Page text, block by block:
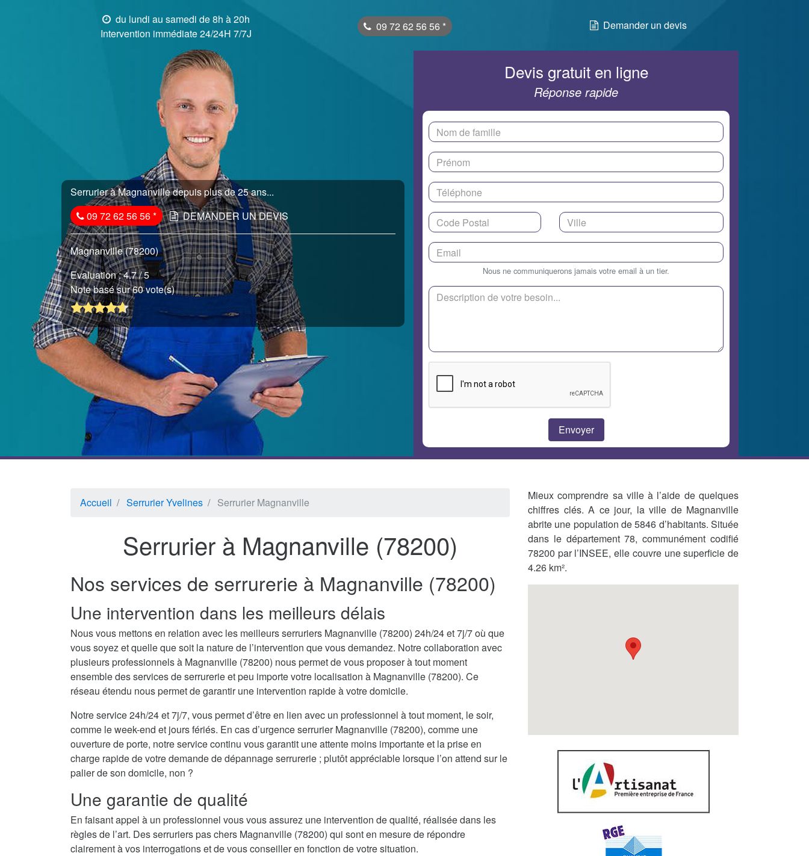
du lundi au samedi de 8h à 20h
Intervention immédiate 24/24H 7/7J
09 72 62 56 56 * Demander un devis
Serrurier à Magnanville depuis plus de 25 ans...
09 72 62 56 56* DEMANDER UN DEVIS
Magnanville (78200)
Evaluation :4.7/ 5
Note basé sur 60 vote(s)
Devis gratuit en ligne
Réponse rapide
Nous ne communiquerons jamais votre email à un tier.
Accueil Serrurier Yvelines Serrurier Magnanville
Serrurier à Magnanville (78200)
Nos services de serrurerie à Magnanville (78200)
Une intervention dans les meilleurs délais
Nous vous mettons en relation avec les meilleurs serruriers Magnanville (78200) 24h/24 et 7j/7 où que
vous soyez et quelle que soit la nature de l’intervention que vous demandez. Notre collaboration avec
plusieurs professionnels à Magnanville (78200) nous permet de vous proposer à tout moment
ensemble des services de serrurerie et peu importe votre localisation à Magnanville (78200). Ce
réseau étendu nous permet de garantir une intervention rapide à votre domicile.
Notre service 24h/24 et 7j/7, vous permet d’être en lien avec un professionnel à tout moment, le soir,
comme le week-end et jours fériés. En cas d’urgence serrurier Magnanville (78200), comme une
ouverture de porte, notre service continu vous garantit une attente moins importante et la prise en
charge rapide de votre demande de dépannage serrurerie ; plutôt appréciable lorsque l’on attend sur le
palier de son domicile, non ?
Une garantie de qualité
En faisant appel à un professionnel vous vous assurez une intervention de qualité, réalisée dans les
règles de l’art. Des serruriers pas chers Magnanville (78200) qui sont en mesure de répondre
clairement à vos interrogations et de vous conseiller en fonction de votre situation.
Mieux comprendre sa ville à l’aide de quelques
chiffres clés. A ce jour, la ville de Magnanville
abrite une population de 5846 d’habitants. Située
dans le département 78, communément codifié
78200 par l’INSEE, elle couvre une superficie de
4.26 km².